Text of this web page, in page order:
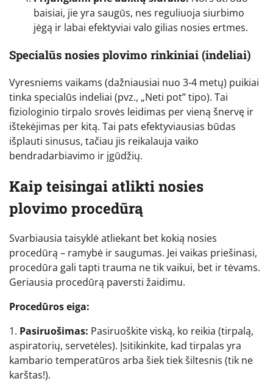
baisiai, jie yra saugūs, nes reguliuoja siurbimo
jėgą ir labai efektyviai valo gilias nosies ertmes.
Specialūs nosies plovimo rinkiniai (indeliai)
Vyresniems vaikams (dažniausiai nuo 3-4 metų) puikiai
tinka specialūs indeliai (pvz., „Neti pot” tipo). Tai
fiziologinio tirpalo srovės leidimas per vieną šnervę ir
ištekėjimas per kitą. Tai pats efektyviausias būdas
išplauti sinusus, tačiau jis reikalauja vaiko
bendradarbiavimo ir įgūdžių.
Kaip teisingai atlikti nosies
plovimo procedūrą
Svarbiausia taisyklė atliekant bet kokią nosies
procedūrą – ramybė ir saugumas. Jei vaikas priešinasi,
procedūra gali tapti trauma ne tik vaikui, bet ir tėvams.
Geriausia procedūrą paversti žaidimu.
Procedūros eiga:
1. Pasiruošimas: Pasiruoškite viską, ko reikia (tirpalą,
aspiratorių, servetėles). Įsitikinkite, kad tirpalas yra
kambario temperatūros arba šiek tiek šiltesnis (tik ne
karštas!).